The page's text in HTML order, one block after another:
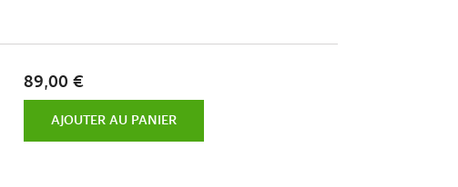
89,00 €
AJOUTER AU PANIER